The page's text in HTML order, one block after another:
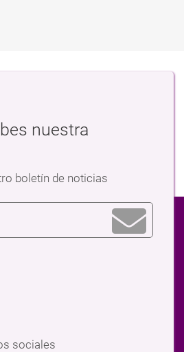
nuestra
boletín de noticias
sociales